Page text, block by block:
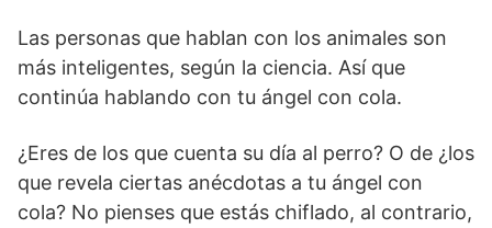
Las personas que hablan con los animales son
más inteligentes, según la ciencia. Así que
continúa hablando con tu ángel con cola.
¿Eres de los que cuenta su día al perro? O de ¿los
que revela ciertas anécdotas a tu ángel con
cola? No pienses que estás chiflado, al contrario,